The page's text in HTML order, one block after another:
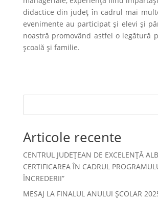
didactice din județ în cadrul mai
evenimente au participat și elevi și
noastră promovând astfel o legătură
școală și familie.
Articole recente
CENTRUL JUDEȚEAN DE EXCELENȚĂ
CERTIFICAREA ÎN CADRUL
ÎNCREDERII”
MESAJ LA FINALUL ANULUI ȘCOLAR